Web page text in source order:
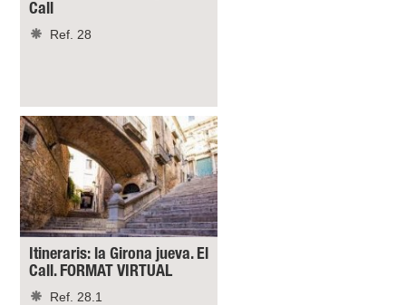
Call
Ref. 28
Itineraris: la Girona jueva. El
Call. FORMAT VIRTUAL
Ref. 28.1